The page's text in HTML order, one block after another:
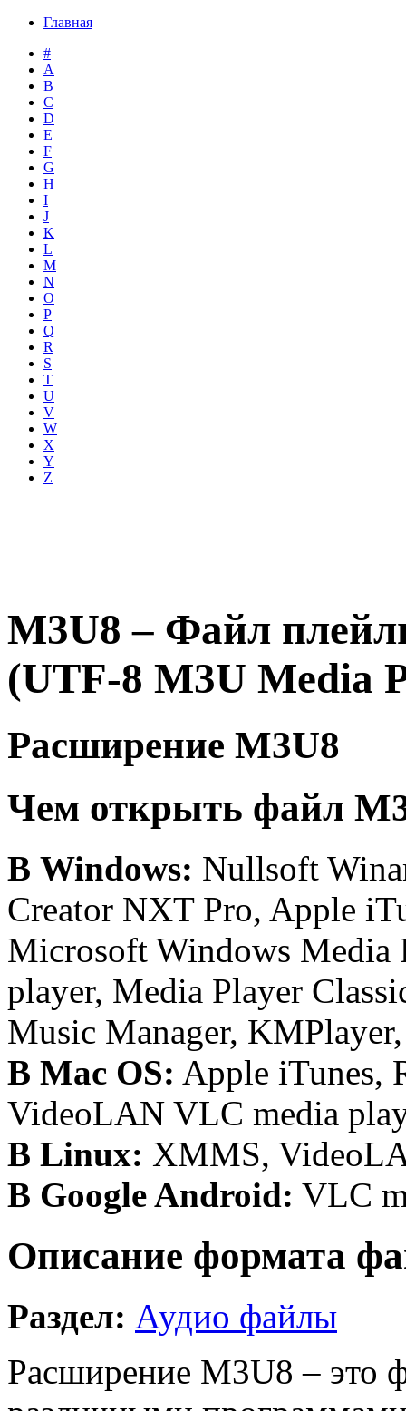
Главная
#
A
B
C
D
E
F
G
H
I
J
K
L
M
N
O
P
Q
R
S
T
U
V
W
X
Y
Z
M3U8 – Файл
(UTF-8 M3U Media
Расширение M3U8
Чем открыть файл
В Windows: Nullsoft
Creator NXT Pro, Apple
Microsoft Windows Media
player, Media Player
Music Manager,
В Mac OS: Apple iTunes,
VideoLAN VLC media
В Linux: XMMS,
В Google Android: VLC
Описание формата
Раздел: Аудио файлы
Расширение M3U8 – это